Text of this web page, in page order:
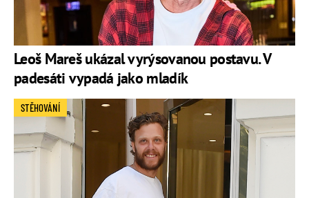
Leoš Mareš ukázal vyrýsovanou postavu. V
padesáti vypadá jako mladík
STĚHOVÁNÍ